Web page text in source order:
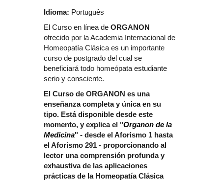
Idioma: Português
El Curso en línea de ORGANON
ofrecido por la Academia Internacional de
Homeopatía Clásica es un importante
curso de postgrado del cual se
beneficiará todo homeópata estudiante
serio y consciente.
El Curso de ORGANON es una
enseñanza completa y única en su
tipo. Está disponible desde este
momento, y explica el "Organon de la
Medicina" - desde el Aforismo 1 hasta
el Aforismo 291 - proporcionando al
lector una comprensión profunda y
exhaustiva de las aplicaciones
prácticas de la Homeopatía Clásica